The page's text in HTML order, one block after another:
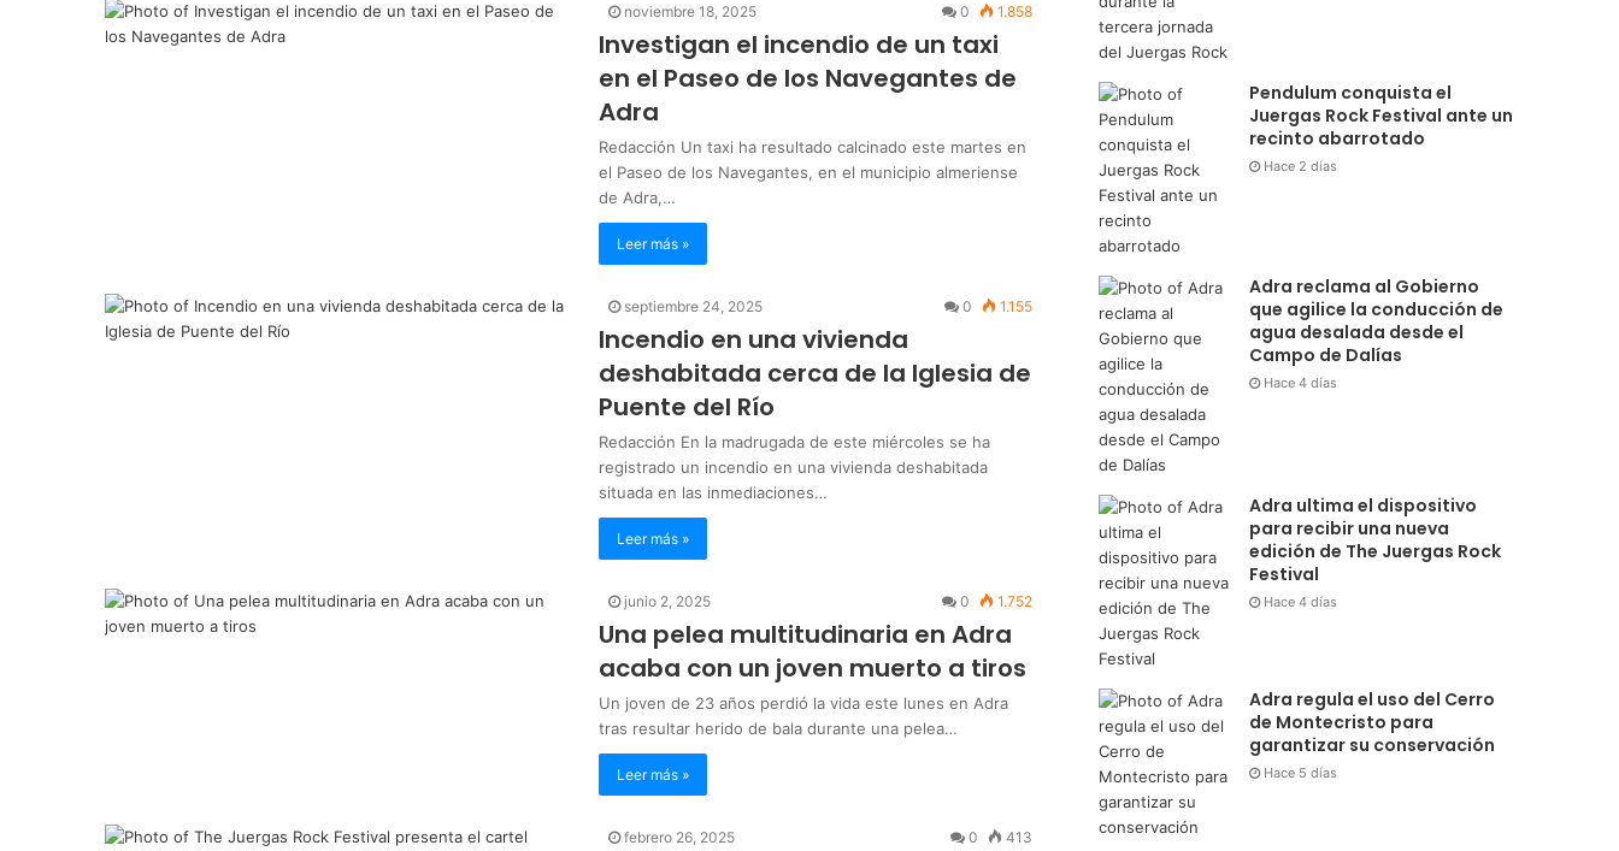
noviembre 18, 2025 0 1.858
Investigan el incendio de un taxi
en el Paseo de los Navegantes de
Adra
Redacción Un taxi ha resultado calcinado este martes en
el Paseo de los Navegantes, en el municipio almeriense
de Adra,…
Leer más »
septiembre 24, 2025 0 1.155
Incendio en una vivienda
deshabitada cerca de la Iglesia de
Puente del Río
Redacción En la madrugada de este miércoles se ha
registrado un incendio en una vivienda deshabitada
situada en las inmediaciones…
Leer más »
junio 2, 2025 0 1.752
Una pelea multitudinaria en Adra
acaba con un joven muerto a tiros
Un joven de 23 años perdió la vida este lunes en Adra
tras resultar herido de bala durante una pelea…
Leer más »
febrero 26, 2025 0 413
Pendulum conquista el
Juergas Rock Festival ante un
recinto abarrotado
Hace 2 días
Adra reclama al Gobierno
que agilice la conducción de
agua desalada desde el
Campo de Dalías
Hace 4 días
Adra ultima el dispositivo
para recibir una nueva
edición de The Juergas Rock
Festival
Hace 4 días
Adra regula el uso del Cerro
de Montecristo para
garantizar su conservación
Hace 5 días